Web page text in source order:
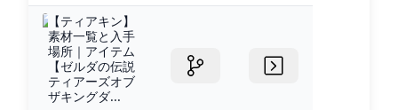
【ティアキン】
素材一覧と入手
場所｜アイテム
【ゼルダの伝説
ティアーズオブ
ザキングダ...